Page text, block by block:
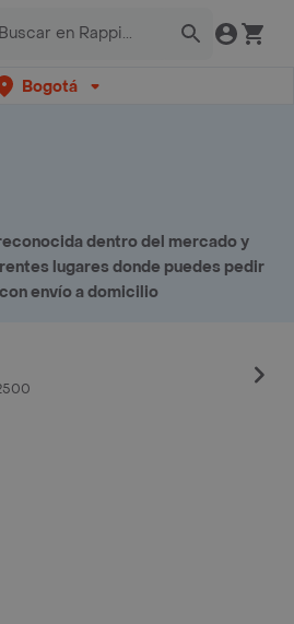
Bogotá
dentro del mercado y
lugares donde puedes pedir
envío a domicilio